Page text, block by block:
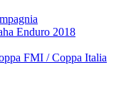
Enduro 2018
FMI / Coppa Italia